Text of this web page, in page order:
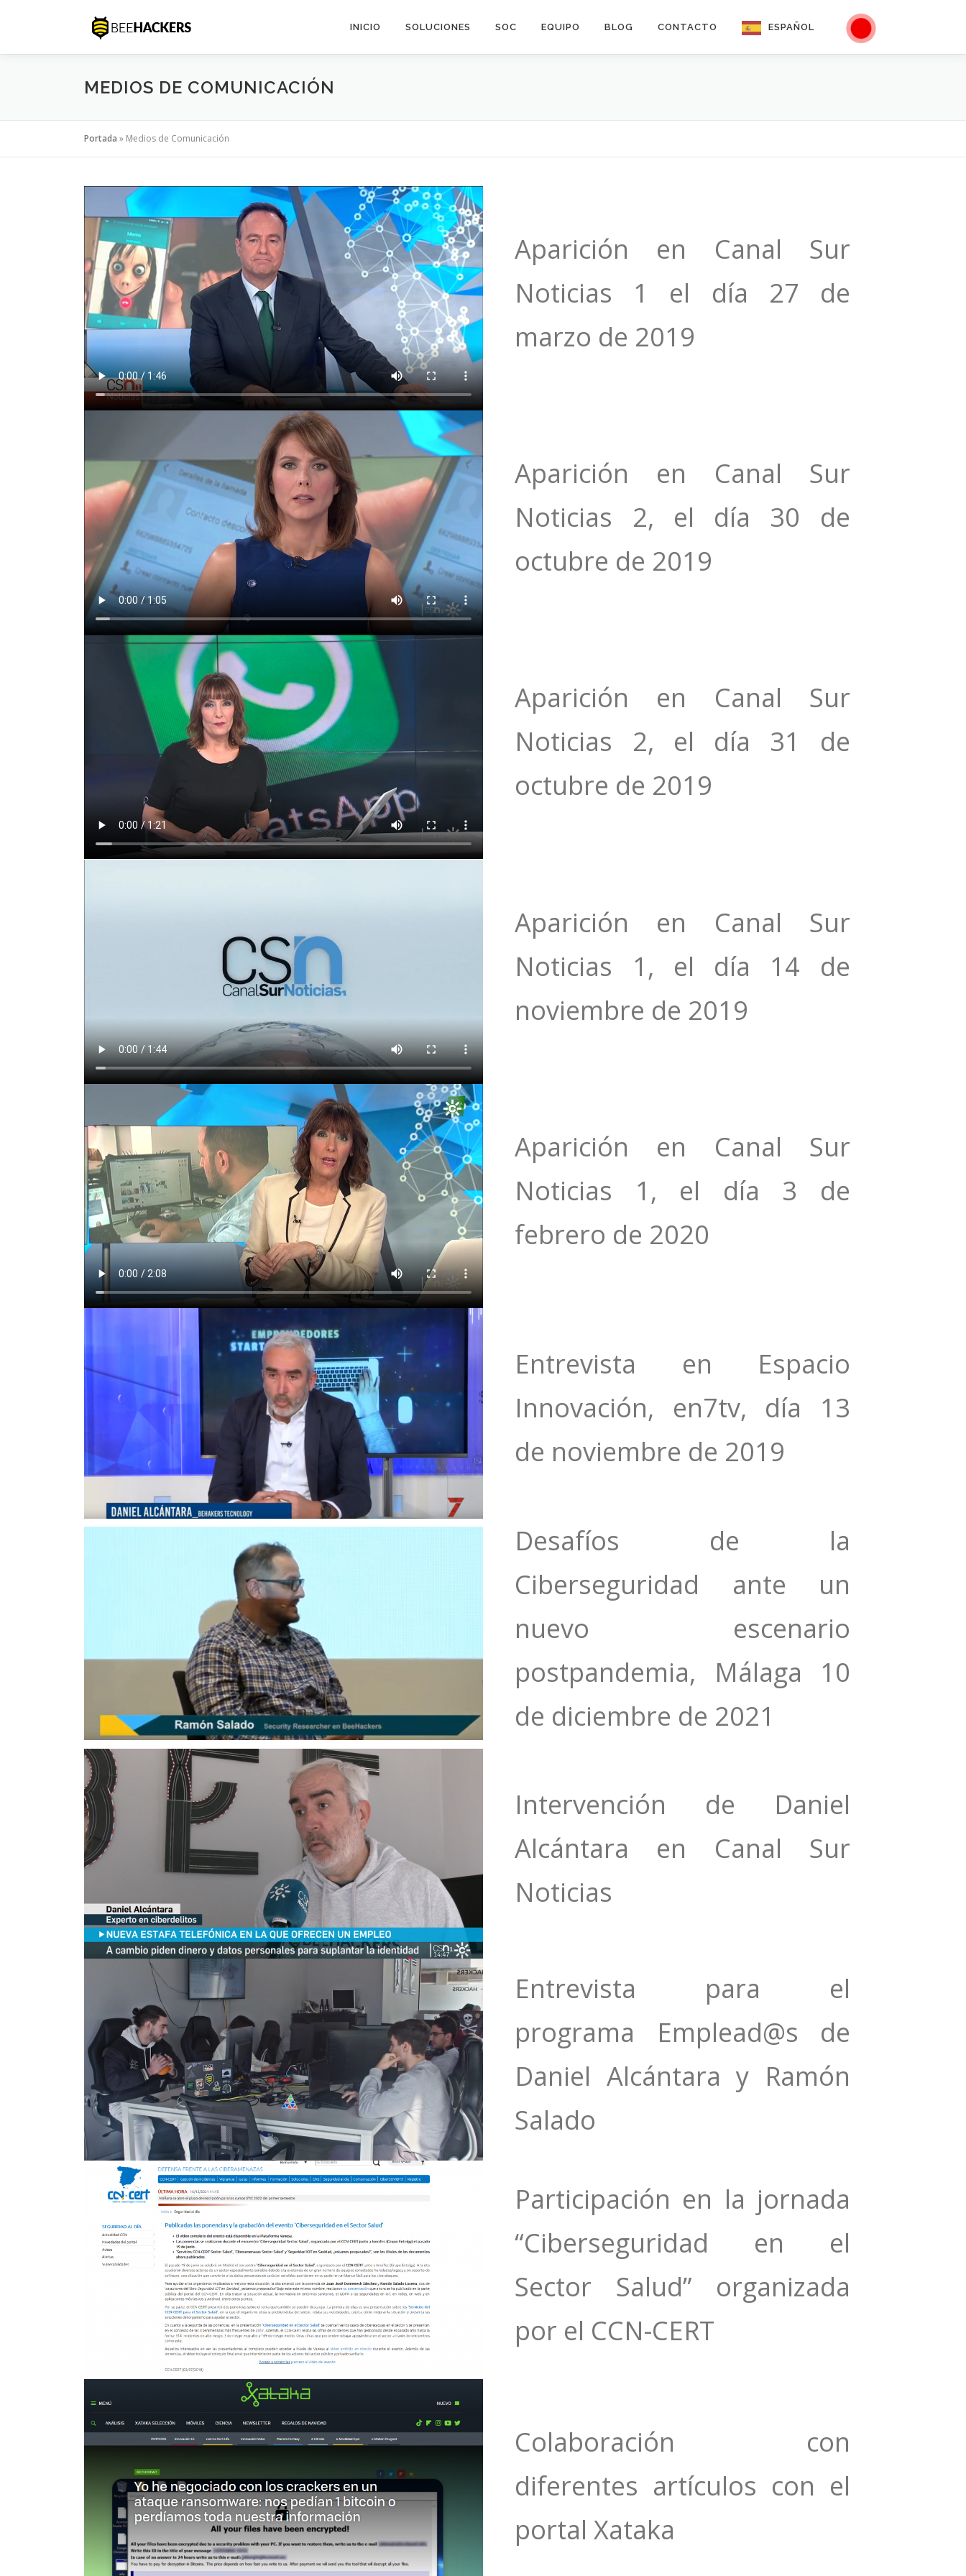
INICIO SOLUCIONES SOC EQUIPO BLOG CONTACTO ESPAÑOL
MEDIOS DE COMUNICACIÓN
Portada » Medios de Comunicación
Aparición en Canal Sur
Noticias 1 el día ‎27‎ de
‎marzo‎ de ‎2019
Aparición en Canal Sur
Noticias 2, el día 30 de
‎octubre‎ de ‎2019
Aparición en Canal Sur
Noticias 2, el día ‎31‎ de
‎octubre‎ de ‎2019
Aparición en Canal Sur
Noticias 1, el día 14‎ de
‎noviembre‎ de ‎2019
Aparición en Canal Sur
Noticias 1, el día ‎3‎ de
‎febrero‎ de ‎2020
Entrevista en Espacio
Innovación, en7tv, día 13‎
de ‎noviembre‎ de ‎2019
Desafíos de la
Ciberseguridad ante un
nuevo escenario
postpandemia, Málaga 10
de diciembre de 2021
Intervención de Daniel
Alcántara en Canal Sur
Noticias
Entrevista para el
programa Emplead@s de
Daniel Alcántara y Ramón
Salado
Participación en la jornada
“Ciberseguridad en el
Sector Salud” organizada
por el CCN-CERT
Colaboración con
diferentes artículos con el
portal Xataka